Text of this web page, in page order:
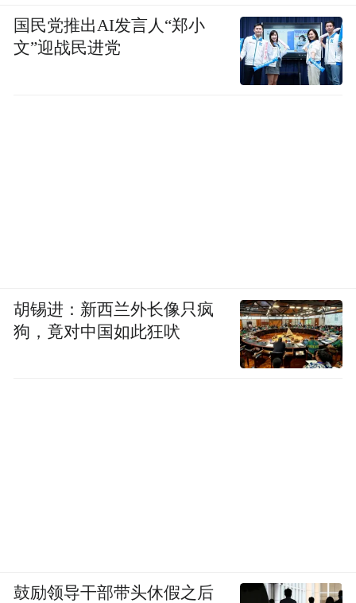
国民党推出AI发言人“郑小
文”迎战民进党
胡锡进：新西兰外长像只疯
狗，竟对中国如此狂吠
鼓励领导干部带头休假之后